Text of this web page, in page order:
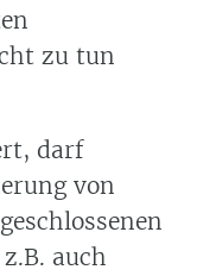
zu tun
darf
von
auch